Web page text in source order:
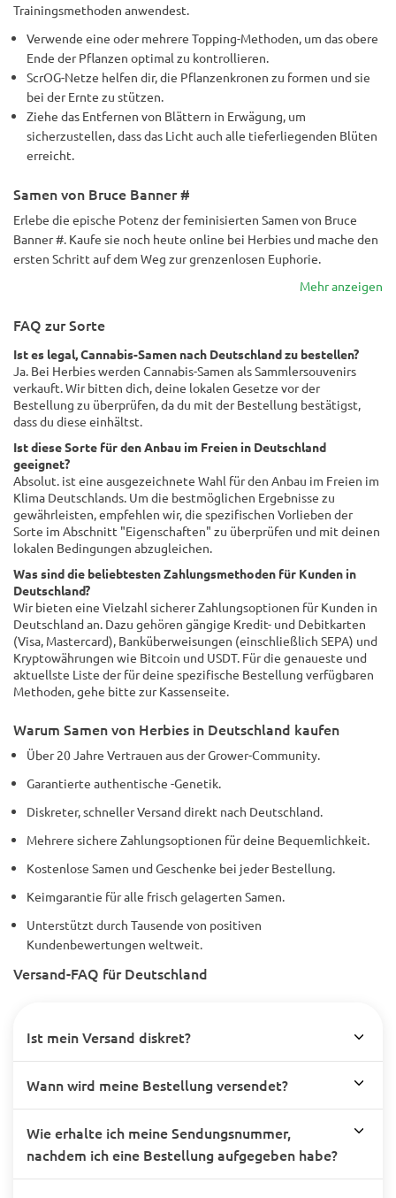
Trainingsmethoden anwendest.
Verwende eine oder mehrere Topping-Methoden, um das obere
Ende der Pflanzen optimal zu kontrollieren.
ScrOG-Netze helfen dir, die Pflanzenkronen zu formen und sie
bei der Ernte zu stützen.
Ziehe das Entfernen von Blättern in Erwägung, um
sicherzustellen, dass das Licht auch alle tieferliegenden Blüten
erreicht.
Samen von Bruce Banner #
Erlebe die epische Potenz der feminisierten Samen von Bruce
Banner #. Kaufe sie noch heute online bei Herbies und mache den
ersten Schritt auf dem Weg zur grenzenlosen Euphorie.
Mehr anzeigen
FAQ zur Sorte
Ist es legal, Cannabis-Samen nach Deutschland zu bestellen?
Ja. Bei Herbies werden Cannabis-Samen als Sammlersouvenirs
verkauft. Wir bitten dich, deine lokalen Gesetze vor der
Bestellung zu überprüfen, da du mit der Bestellung bestätigst,
dass du diese einhältst.
Ist diese Sorte für den Anbau im Freien in Deutschland
geeignet?
Absolut. ist eine ausgezeichnete Wahl für den Anbau im Freien im
Klima Deutschlands. Um die bestmöglichen Ergebnisse zu
gewährleisten, empfehlen wir, die spezifischen Vorlieben der
Sorte im Abschnitt "Eigenschaften" zu überprüfen und mit deinen
lokalen Bedingungen abzugleichen.
Was sind die beliebtesten Zahlungsmethoden für Kunden in
Deutschland?
Wir bieten eine Vielzahl sicherer Zahlungsoptionen für Kunden in
Deutschland an. Dazu gehören gängige Kredit- und Debitkarten
(Visa, Mastercard), Banküberweisungen (einschließlich SEPA) und
Kryptowährungen wie Bitcoin und USDT. Für die genaueste und
aktuellste Liste der für deine spezifische Bestellung verfügbaren
Methoden, gehe bitte zur Kassenseite.
Warum Samen von Herbies in Deutschland kaufen
Über 20 Jahre Vertrauen aus der Grower-Community.
Garantierte authentische -Genetik.
Diskreter, schneller Versand direkt nach Deutschland.
Mehrere sichere Zahlungsoptionen für deine Bequemlichkeit.
Kostenlose Samen und Geschenke bei jeder Bestellung.
Keimgarantie für alle frisch gelagerten Samen.
Unterstützt durch Tausende von positiven
Kundenbewertungen weltweit.
Versand-FAQ für Deutschland
Ist mein Versand diskret?
Wann wird meine Bestellung versendet?
Wie erhalte ich meine Sendungsnummer,
nachdem ich eine Bestellung aufgegeben habe?